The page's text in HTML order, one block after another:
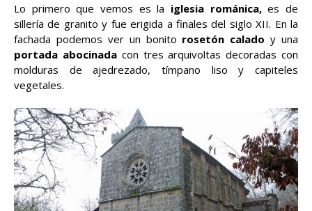
Lo primero que vemos es la iglesia románica,es de
sillería de granito y fue erigida a finales del siglo XII. En la
fachada podemos ver un bonito rosetón calado y una
portada abocinadacon tres arquivoltas decoradas con
molduras de ajedrezado, tímpano liso y capiteles
vegetales.